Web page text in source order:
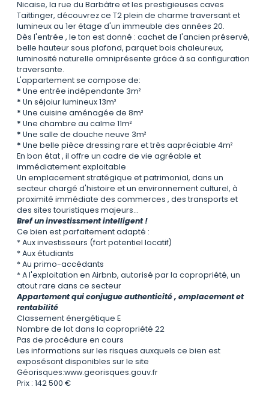
Nicaise, la rue du Barbâtre et les prestigieuses caves
Taittinger, découvrez ce T2 plein de charme traversant et
lumineux au 1er étage d'un immeuble des années 20.
Dès l'entrée , le ton est donné : cachet de l'ancien préservé,
belle hauteur sous plafond, parquet bois chaleureux,
luminosité naturelle omniprésente grâce à sa configuration
traversante.
L'appartement se compose de:
* Une entrée indépendante 3m²
* Un séjoiur lumineux 13m²
* Une cuisine aménagée de 8m²
* Une chambre au calme 11m²
* Une salle de douche neuve 3m²
* Une belle pièce dressing rare et très aapréciable 4m²
En bon état , il offre un cadre de vie agréable et
immédiatement exploitable
Un emplacement stratégique et patrimonial, dans un
secteur chargé d'histoire et un environnement culturel, à
proximité immédiate des commerces , des transports et
des sites touristiques majeurs...
Bref un investissment intelligent !
Ce bien est parfaitement adapté :
* Aux investisseurs (fort potentiel locatif)
* Aux étudiants
* Au primo-accédants
* A l'exploitation en Airbnb, autorisé par la copropriété, un
atout rare dans ce secteur
Appartement qui conjugue authenticité , emplacement et
rentabilité
Classement énergétique E
Nombre de lot dans la copropriété 22
Pas de procédure en cours
Les informations sur les risques auxquels ce bien est
exposésont disponibles sur le site
Géorisques:www.georisques.gouv.fr
Prix : 142 500 €